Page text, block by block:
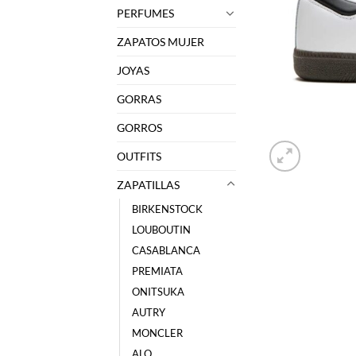
PERFUMES
ZAPATOS MUJER
JOYAS
GORRAS
GORROS
OUTFITS
ZAPATILLAS
BIRKENSTOCK
LOUBOUTIN
CASABLANCA
PREMIATA
ONITSUKA
AUTRY
MONCLER
ALO